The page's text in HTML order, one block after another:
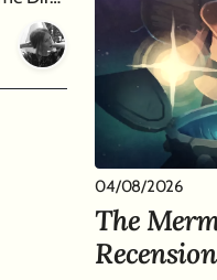
04/08/2026
The